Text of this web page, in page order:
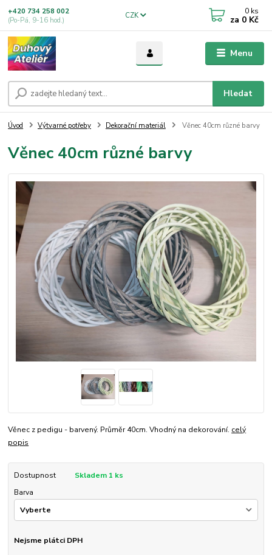
Menu
CZK
Hledat
+420 734 258 002
(Po-Pá, 9-16 hod.)
0 ks
za 0 Kč
Úvod Výtvarné potřeby Dekorační materiál Věnec 40cm různé barvy
Věnec 40cm různé barvy
Věnec z pedigu - barvený. Průměr 40cm. Vhodný na dekorování. celý
popis
Dostupnost
Skladem 1 ks
Barva
Nejsme plátci DPH